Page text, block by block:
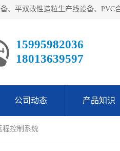
15995982036
18013639597
公司动态 产品知识
程控制系统